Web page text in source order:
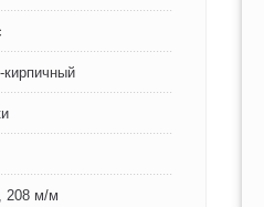
208 м/м